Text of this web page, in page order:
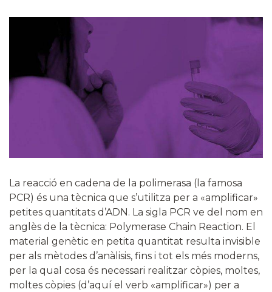
La reacció en cadena de la polimerasa (la famosa
PCR) és una tècnica que s’utilitza per a «amplificar»
petites quantitats d’ADN. La sigla PCR ve del nom en
anglès de la tècnica: Polymerase Chain Reaction. El
material genètic en petita quantitat resulta invisible
per als mètodes d’anàlisis, fins i tot els més moderns,
per la qual cosa és necessari realitzar còpies, moltes,
moltes còpies (d’aquí el verb «amplificar») per a